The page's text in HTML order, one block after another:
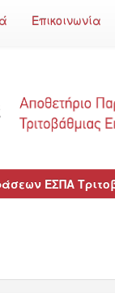
Επικοινωνία
ΕΣΠΑ